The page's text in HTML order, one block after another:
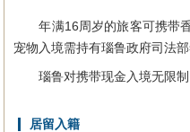
年满16周岁的旅客可携带香
宠物入境需持有瑙鲁政府司法部
瑙鲁对携带现金入境无限制
居留入籍